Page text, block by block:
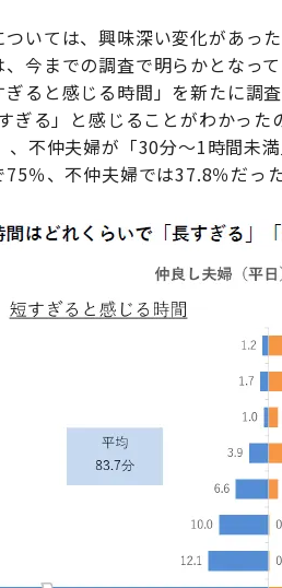
ついては、興味深い変化があっ
今までの調査で明らかとなっ
ると感じる時間」を新たに調
ぎる」と感じることがわかった
不仲夫婦が「30分～1時間未
％、不仲夫婦では37.8％だった